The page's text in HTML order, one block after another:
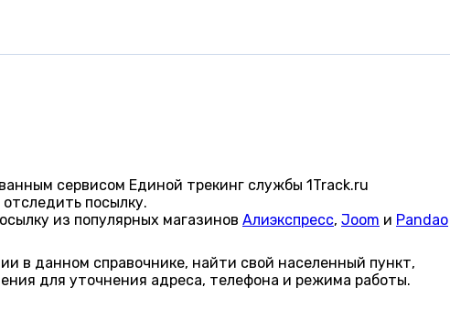
сервисом Единой трекинг службы 1Track.ru
посылку.
из популярных магазинов Алиэкспресс, Joom и Pandao
в данном справочнике, найти свой населенный пункт,
для уточнения адреса, телефона и режима работы.